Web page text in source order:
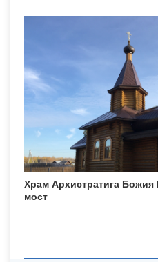
Храм Архистратига
мост